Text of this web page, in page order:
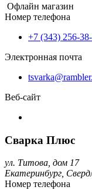
Офлайн магазин
Номер телефона
+7 (343) 256-
Электронная почта
Веб-сайт
Сварка Плюс
ул. Титова, дом 17
Екатеринбург,
Номер телефона